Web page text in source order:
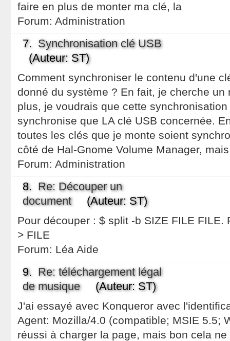
faire en plus de monter ma clé, la
Forum: Administration
7. Synchronisation clé USB
(Auteur: ST)
Comment synchroniser le contenu d'une
donné du système ? En fait, je cherche un
plus, je voudrais que cette
synchronise que LA clé USB concernée.
toutes les clés que je monte soient
côté de Hal-Gnome Volume Manager,
Forum: Administration
8. Re: Découper un
document(Auteur: ST)
Pour découper : $ split -b SIZE FILE FILE.
> FILE
Forum: Léa Aide
9. Re: téléchargement légal
de musique(Auteur: ST)
J'ai essayé avec Konqueror avec
Agent: Mozilla/4.0 (compatible; MSIE 5.5;
réussi à charger la page, mais bon cela